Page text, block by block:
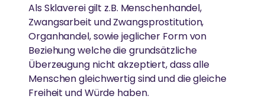
Ammas Umweltinitiative wirkt in über 15 Ländern.
AMRITAPURI
Unterstützung von Überlebenden durch
Krisenintervention und ganzheitliche Langzeithilfe
LÄNDLICHE ENTWICKLUNG
Spirituelle Praxis
MEHR
Spenden
Als Sklaverei gilt z.B. Menschenhandel,
Zwangsarbeit und Zwangsprostitution,
Organhandel, sowie jeglicher Form von
Beziehung welche die grundsätzliche
Überzeugung nicht akzeptiert, dass alle
Menschen gleichwertig sind und die gleiche
Freiheit und Würde haben.